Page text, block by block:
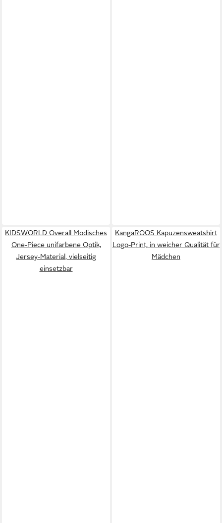
KIDSWORLD Overall Modisches
One-Piece unifarbene Optik,
Jersey-Material, vielseitig
einsetzbar
KangaROOS Kapuzensweatshirt
Logo-Print, in weicher Qualität für
Mädchen